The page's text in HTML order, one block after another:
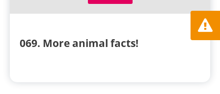
069. More animal facts!